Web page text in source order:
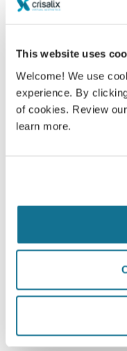
This website uses
Welcome! We use
experience. By
of cookies. Review our
learn more.
Участие в
своей
Crisalix 3D-
*Онлайн-опрос
пациенток,